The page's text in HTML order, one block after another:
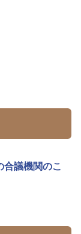
合議機関のこ